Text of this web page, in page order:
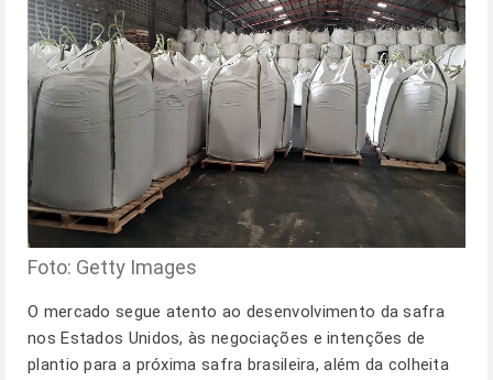
Foto: Getty Images
O mercado segue atento ao desenvolvimento da safra
nos Estados Unidos, às negociações e intenções de
plantio para a próxima safra brasileira, além da colheita